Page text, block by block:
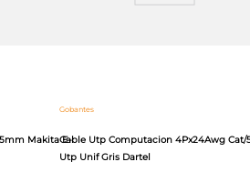
Makita E-
Gobantes
Cable Utp Computacion 4Px24Awg Cat/
Utp Unif Gris Dartel